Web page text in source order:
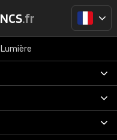
NCS.fr
Lumière